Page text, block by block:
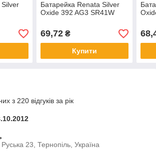
Silver
Батарейка Renata Silver
Oxide 392 AG3 SR41W
69,72₴
Купити
з 220 відгуків за рік
23, Тернопіль, Україна